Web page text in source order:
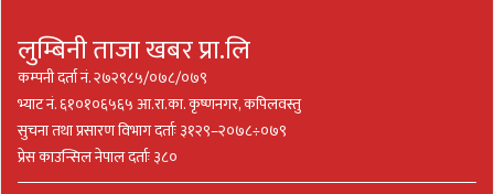
लुम्बिनी ताजा खबर प्रा.लि
कम्पनी दर्ता नं. २७२९८५/०७८/०७९
भ्याट नं. ६१०१०६५६५ आ.रा.का. कृष्णनगर, कपिलवस्तु
सुचना तथा प्रसारण विभाग दर्ताः ३१२९–२०७८÷०७९
प्रेस काउन्सिल नेपाल दर्ताः ३८०